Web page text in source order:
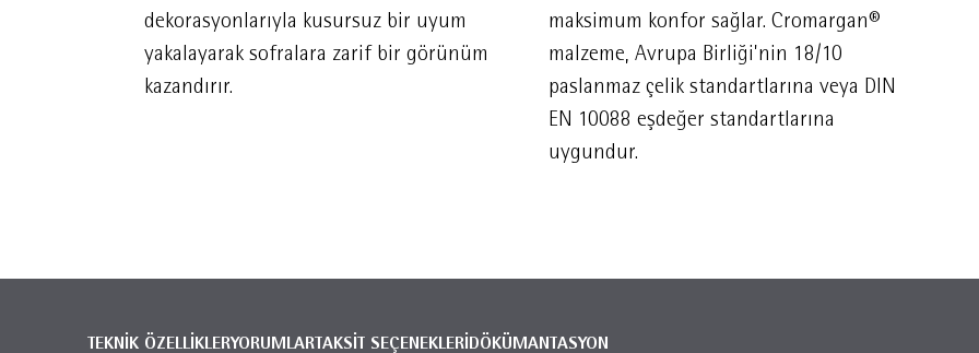
dekorasyonlarıyla kusursuz bir uyum
yakalayarak sofralara zarif bir görünüm
kazandırır.
maksimum konfor sağlar. Cromargan®
malzeme, Avrupa Birliği'nin 18/10
paslanmaz çelik standartlarına veya DIN
EN 10088 eşdeğer standartlarına
uygundur.
TEKNİK ÖZELLİKLERYORUMLAR TAKSİT SEÇENEKLERİ DÖKÜMANTASYON